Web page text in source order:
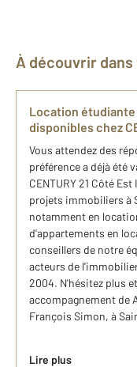
À découvrir
Location étudiante
disponibles chez
Vous attendez des
préférence a déjà été
CENTURY 21 Côté
projets immobiliers à
notamment en
d'appartements en
conseillers de notre
acteurs de
2004. N'hésitez plus
accompagnement de
François Simon, à
Lire plus